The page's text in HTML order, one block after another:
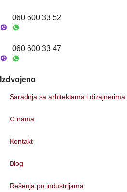
060 600 33 52
060 600 33 47
Izdvojeno
Saradnja sa arhitektama i dizajnerima
O nama
Kontakt
Blog
Rešenja po industrijama